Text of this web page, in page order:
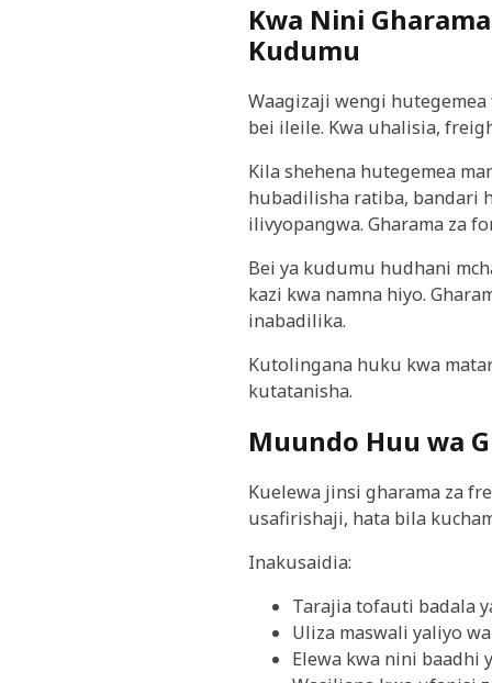
Kwa Nini
Kudumu
Waagizaji wengi
bei ileile. Kwa uhalisia,
Kila shehena hutegemea
hubadilisha ratiba, bandari
ilivyopangwa. Gharama za
Bei ya kudumu hudhani
kazi kwa namna hiyo.
inabadilika.
Kutolingana huku kwa
kutatanisha.
Muundo Huu wa
Kuelewa jinsi gharama za
usafirishaji, hata bila
Inakusaidia:
Tarajia tofauti badala
Uliza maswali yaliyo
Elewa kwa nini baadhi